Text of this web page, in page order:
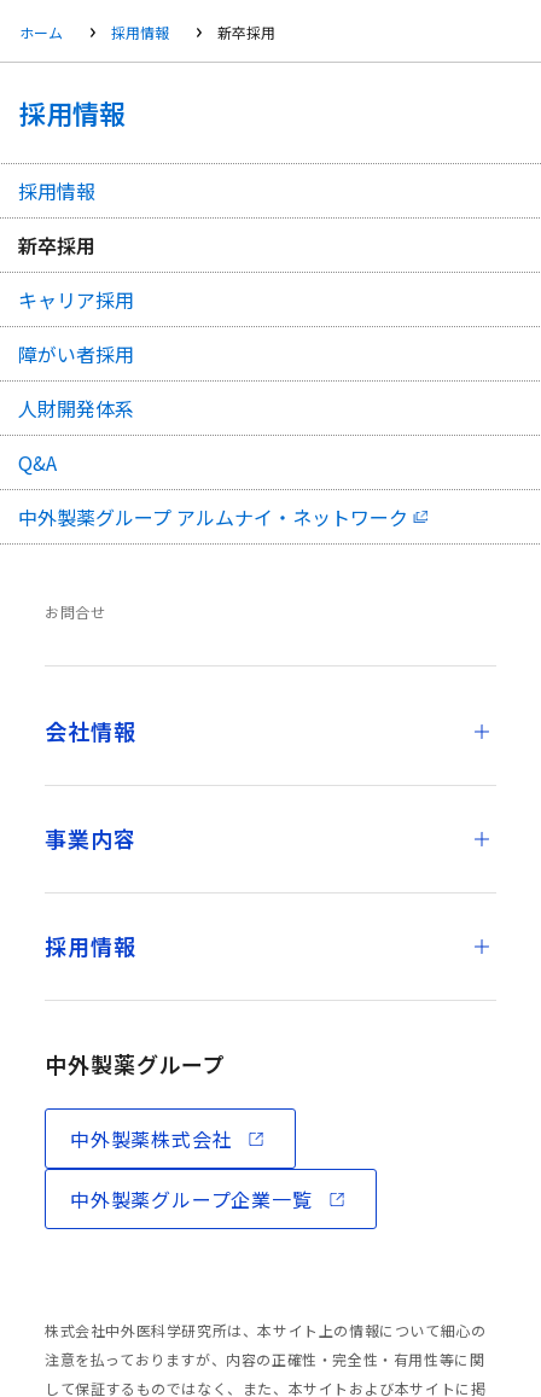
ホーム 採用情報 新卒採用
採用情報
採用情報
新卒採用
キャリア採用
障がい者採用
人財開発体系
Q&A
中外製薬グループ アルムナイ・ネットワーク
お問合せ
会社情報
事業内容
採用情報
中外製薬グループ
中外製薬株式会社
中外製薬グループ企業一覧
株式会社中外医科学研究所は、本サイト上の情報について細心の
注意を払っておりますが、内容の正確性・完全性・有用性等に関
して保証するものではなく、また、本サイトおよび本サイトに掲